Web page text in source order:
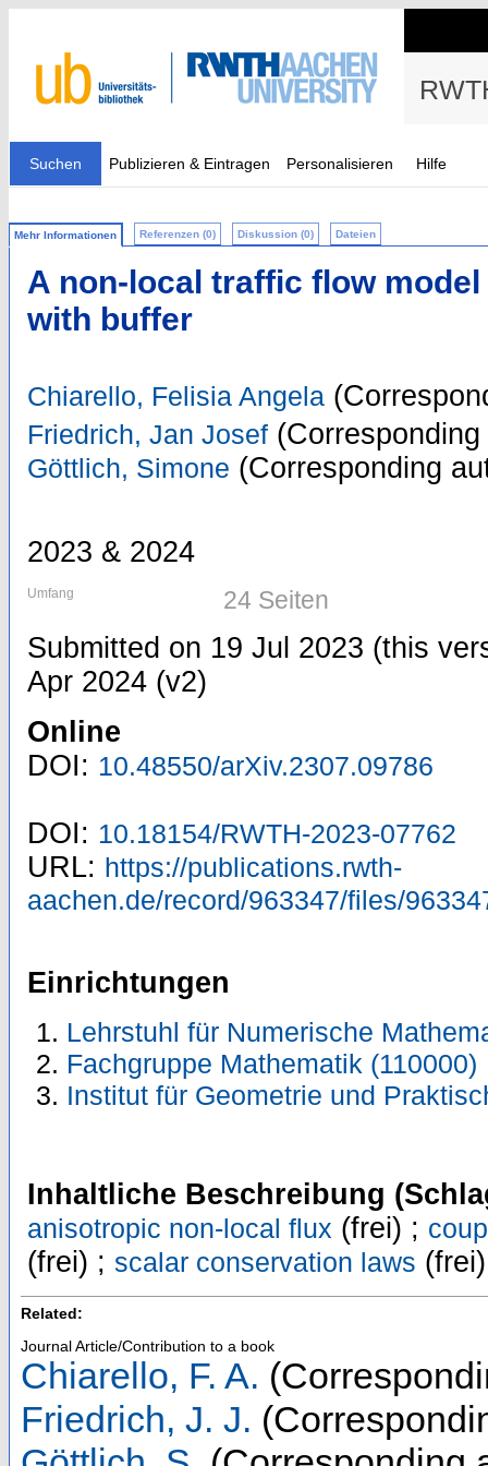
Suchen Publizieren & Eintragen Personalisieren Hilfe
Mehr Informationen Referenzen (0) Diskussion (0) Dateien
A non-local traffic flow
with buffer
Chiarello, Felisia Angela
Friedrich, Jan Josef
Göttlich, Simone (Corresponding
2023 & 2024
Umfang 24 Seiten
Submitted on 19 Jul 2023 (this
Apr 2024 (v2)
Online
DOI: 10.48550/arXiv.2307.09786
DOI: 10.18154/RWTH-2023-07762
URL: https://publications.rwth-
aachen.de/record/963347/files/
Einrichtungen
Lehrstuhl für Numerische
Fachgruppe Mathematik (110000)
Institut für Geometrie und
Inhaltliche Beschreibung
anisotropic non-local flux (frei) ;
(frei) ; scalar conservation laws
Related:
Journal Article/Contribution to a book
Chiarello, F. A.
Friedrich, J. J.